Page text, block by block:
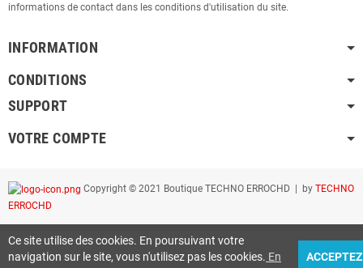
informations de contact dans les conditions d'utilisation du site.
INFORMATION
CONDITIONS
SUPPORT
VOTRE COMPTE
Copyright © 2021 Boutique TECHNO ERROCHD | by TECHNO
ERROCHD
Ce site utilise des cookies. En poursuivant votre
navigation sur le site, vous n'utilisez pas les cookies. En
ACCEPTEZ